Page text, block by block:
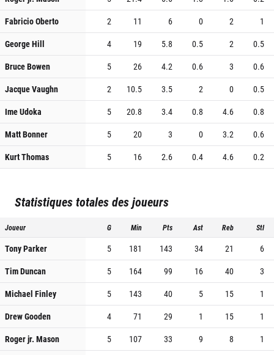
Fabricio Oberto
2 11 6 0 2
1
George Hill
4 19 5.8 0.5 2
0.5
Bruce Bowen
5 26 4.2 0.6 3
0.6
Jacque Vaughn
2 10.5 3.5 2 0
0.5
Ime Udoka
5 20.8 3.4 0.8 4.6
0.8
Matt Bonner
5 20 3 0 3.2
0.6
Kurt Thomas
5 16 2.6 0.4 4.6 0.2
Statistiques totales des joueurs
Joueur G Min Pts Ast Reb Stl
Tony Parker 5 181 143 34 21
6
Tim Duncan
5 164 99 16 40
3
Michael Finley
5 143 40 5 15
1
Drew Gooden
4 71 29 1 15
1
Roger jr. Mason
5 107 33 9 8
1